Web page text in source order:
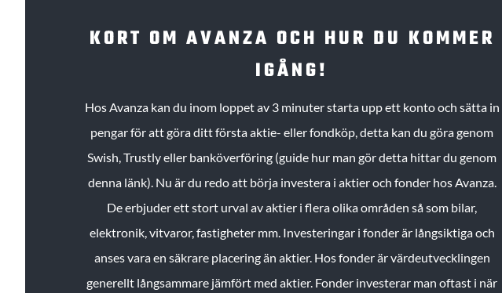
KORT OM AVANZA OCH HUR DU KOMMER
IGÅNG!
Hos Avanza kan du inom loppet av 3 minuter starta upp ett konto och sätta in
pengar för att göra ditt första aktie- eller fondköp, detta kan du göra genom
Swish, Trustly eller banköverföring (guide hur man gör detta hittar du genom
denna länk). Nu är du redo att börja investera i aktier och fonder hos Avanza.
De erbjuder ett stort urval av aktier i flera olika områden så som bilar,
elektronik, vitvaror, fastigheter mm. Investeringar i fonder är långsiktiga och
anses vara en säkrare placering än aktier. Hos fonder är värdeutvecklingen
generellt långsammare jämfört med aktier. Fonder investerar man oftast i när